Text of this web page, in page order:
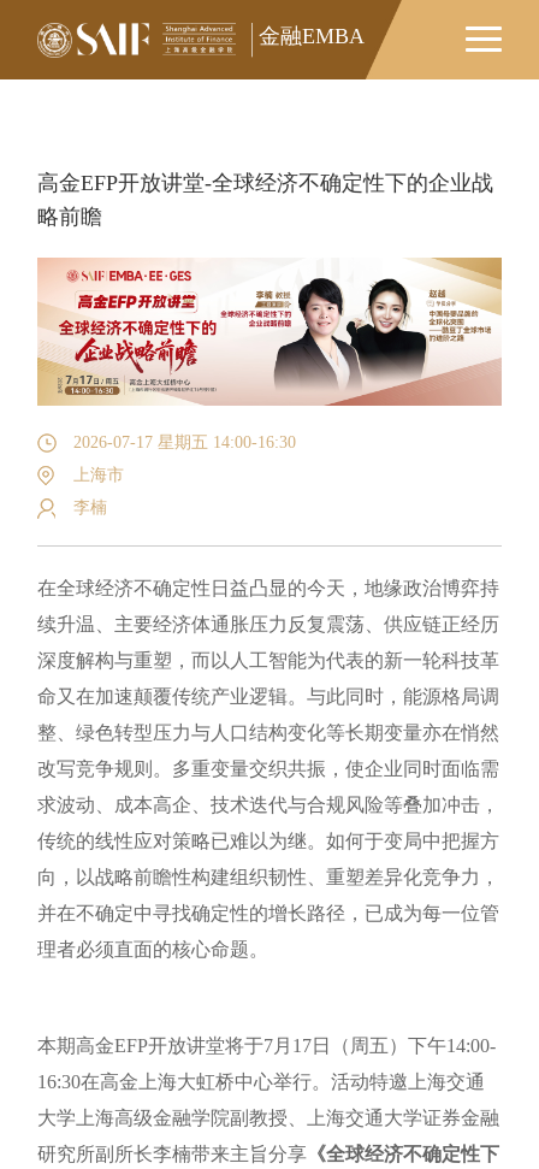
金融EMBA
金融EMBA
高金EFP开放讲堂-全球经济不确定性下的企业战
略前瞻
2026-07-17 星期五 14:00-16:30
上海市
李楠
在全球经济不确定性日益凸显的今天，地缘政治博弈持
续升温、主要经济体通胀压力反复震荡、供应链正经历
深度解构与重塑，而以人工智能为代表的新一轮科技革
命又在加速颠覆传统产业逻辑。与此同时，能源格局调
整、绿色转型压力与人口结构变化等长期变量亦在悄然
改写竞争规则。多重变量交织共振，使企业同时面临需
求波动、成本高企、技术迭代与合规风险等叠加冲击，
传统的线性应对策略已难以为继。如何于变局中把握方
向，以战略前瞻性构建组织韧性、重塑差异化竞争力，
并在不确定中寻找确定性的增长路径，已成为每一位管
理者必须直面的核心命题。
本期高金EFP开放讲堂将于7月17日（周五）下午14:00-
16:30在高金上海大虹桥中心举行。活动特邀上海交通
大学上海高级金融学院副教授、上海交通大学证券金融
研究所副所长李楠带来主旨分享《全球经济不确定性下